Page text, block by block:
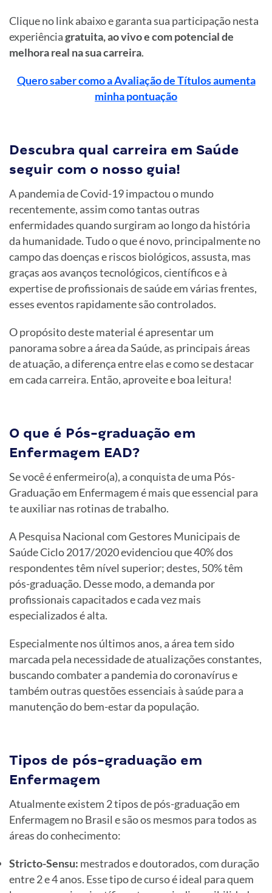
Clique no link abaixo e garanta sua participação nesta
experiênciagratuita, ao vivo e com potencial de
melhora real na sua carreira.
Quero saber como a Avaliação de Títulos aumenta
minha pontuação
Descubra qual carreira em Saúde
seguir com o nosso guia!
A pandemia de Covid-19 impactou o mundo
recentemente, assim como tantas outras
enfermidades quando surgiram ao longo da história
da humanidade. Tudo o que é novo, principalmente no
campo das doenças e riscos biológicos, assusta, mas
graças aos avanços tecnológicos, científicos e à
expertise de profissionais de saúde em várias frentes,
esses eventos rapidamente são controlados.
O propósito deste material é apresentar um
panorama sobre a área da Saúde, as principais áreas
de atuação, a diferença entre elas e como se destacar
em cada carreira. Então, aproveite e boa leitura!
O que é Pós-graduação em
Enfermagem EAD?
Se você é enfermeiro(a), a conquista de uma Pós-
Graduação em Enfermagem é mais que essencial para
te auxiliar nas rotinas de trabalho.
A Pesquisa Nacional com Gestores Municipais de
Saúde Ciclo 2017/2020 evidenciou que 40% dos
respondentes têm nível superior; destes, 50% têm
pós-graduação. Desse modo, a demanda por
profissionais capacitados e cada vez mais
especializados é alta.
Especialmente nos últimos anos, a área tem sido
marcada pela necessidade de atualizações constantes,
buscando combater a pandemia do coronavírus e
também outras questões essenciais à saúde para a
manutenção do bem-estar da população.
Tipos de pós-graduação em
Enfermagem
Atualmente existem 2 tipos de pós-graduação em
Enfermagem no Brasil e são os mesmos para todos as
áreas do conhecimento:
Stricto-Sensu: mestrados e doutorados, com duração
entre 2 e 4 anos. Esse tipo de curso é ideal para quem